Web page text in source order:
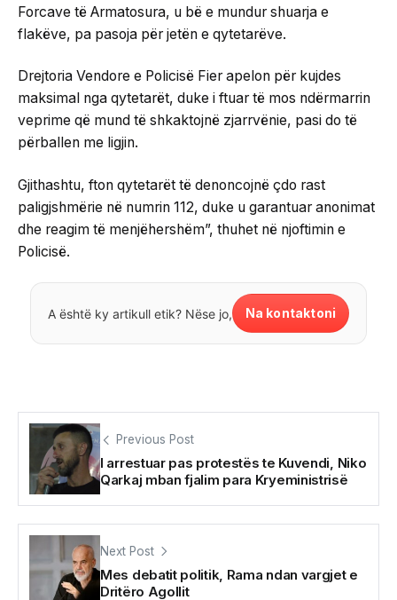
Forcave të Armatosura, u bë e mundur shuarja e
flakëve, pa pasoja për jetën e qytetarëve.
Drejtoria Vendore e Policisë Fier apelon për kujdes
maksimal nga qytetarët, duke i ftuar të mos ndërmarrin
veprime që mund të shkaktojnë zjarrvënie, pasi do të
përballen me ligjin.
Gjithashtu, fton qytetarët të denoncojnë çdo rast
paligjshmërie në numrin 112, duke u garantuar anonimat
dhe reagim të menjëhershëm”, thuhet në njoftimin e
Policisë.
A është ky artikull etik? Nëse jo, Na kontaktoni
Previous Post
I arrestuar pas protestës te Kuvendi, Niko
Qarkaj mban fjalim para Kryeministrisë
Next Post
Mes debatit politik, Rama ndan vargjet e
Dritëro Agollit